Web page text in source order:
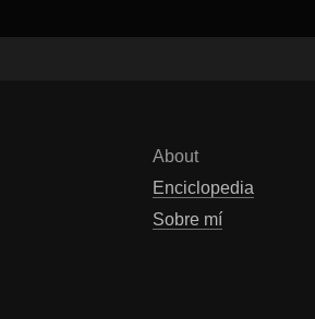
About
Enciclopedia
Sobre mí